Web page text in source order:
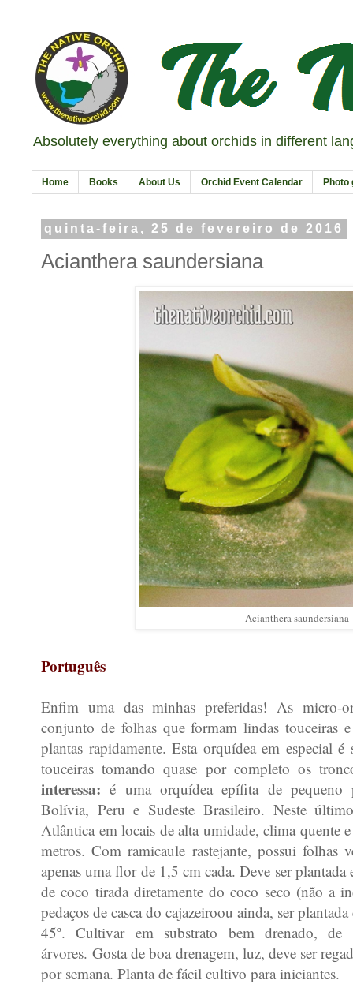
Absolutely everything about orchids in different
Home Books About Us Orchid Event Calendar Photo
quinta-feira, 25 de fevereiro de 2016
Acianthera saundersiana
Acianthera saundersiana
Português
Enfim uma das minhas preferidas! As micro-
conjunto de folhas que formam lindas touceiras
plantas rapidamente. Esta orquídea em especial é
touceiras tomando quase por completo os
interessa: é uma orquídea epífita de pequeno
Bolívia, Peru e Sudeste Brasileiro. Neste
Atlântica em locais de alta umidade, clima quente
metros. Com ramicaule rastejante, possui folhas
apenas uma flor de 1,5 cm cada. Deve ser
de coco tirada diretamente do coco seco (não a
pedaços de casca do cajazeiroou ainda, ser
45º. Cultivar em substrato bem drenado, de
árvores. Gosta de boa drenagem, luz, deve ser
por semana. Planta de fácil cultivo para iniciantes.